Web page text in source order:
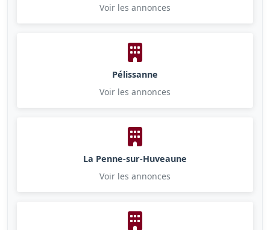
Voir les annonces
Pélissanne
Voir les annonces
La Penne-sur-Huveaune
Voir les annonces